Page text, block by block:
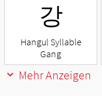
강
Hangul Syllable
Gang
Mehr Anzeigen